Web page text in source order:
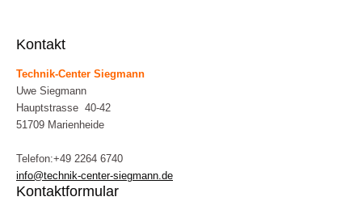
Kontakt
Technik-Center Siegmann
Uwe Siegmann
Hauptstrasse 40-42
51709 Marienheide
Telefon:+49 2264 6740
info@technik-center-siegmann.de
Kontaktformular